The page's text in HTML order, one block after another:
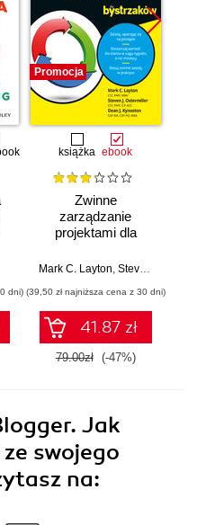
dni)
Promocja
książka ebook
Zwinne
zarządzanie
projektami dla
Wydanie III
Mark C. Layton Steven J. Ostermiller
(39,50 zł najniższa cena z 30 dni)
41.87 zł
79.00zł (-47%)
Jak
swojego
na: